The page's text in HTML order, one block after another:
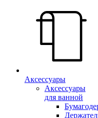
Аксессуары
Аксессуары
для ванной